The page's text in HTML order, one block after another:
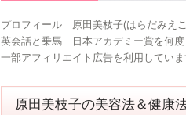
プロフィール 原田美枝子(はらだみ
英会話と乗馬 日本アカデミー賞を何度
一部アフィリエイト広告を利用していま
原田美枝子の美容法＆健康